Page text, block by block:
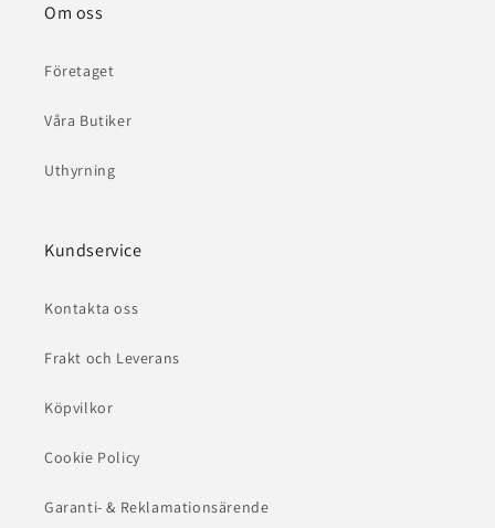
Om oss
Företaget
Våra Butiker
Uthyrning
Kundservice
Kontakta oss
Frakt och Leverans
Köpvilkor
Cookie Policy
Garanti- & Reklamationsärende